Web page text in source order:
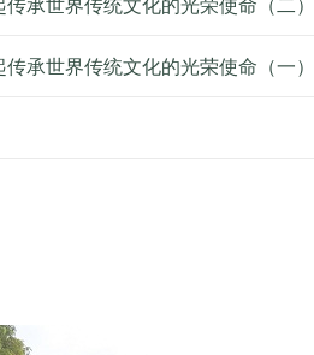
承世界传统文化的光荣使命（二）
承世界传统文化的光荣使命（一）